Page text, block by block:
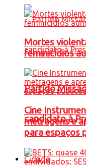
Partido
candidato à
Cidade
Mortes
feminicídios
Cine
metragens e
para espaços